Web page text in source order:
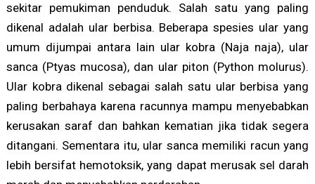
sekitar pemukiman penduduk. Salah satu yang paling
dikenal adalah ular berbisa. Beberapa spesies ular yang
umum dijumpai antara lain ular kobra (Naja naja), ular
sanca (Ptyas mucosa), dan ular piton (Python molurus).
Ular kobra dikenal sebagai salah satu ular berbisa yang
paling berbahaya karena racunnya mampu menyebabkan
kerusakan saraf dan bahkan kematian jika tidak segera
ditangani. Sementara itu, ular sanca memiliki racun yang
lebih bersifat hemotoksik, yang dapat merusak sel darah